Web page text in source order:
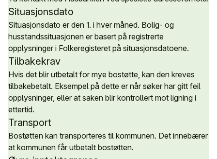
Situasjonsdato
Situasjonsdato er den 1. i hver måned. Bolig- og
husstandssituasjonen er basert på registrerte
opplysninger i Folkeregisteret på situasjonsdatoene.
Tilbakekrav
Hvis det blir utbetalt for mye bostøtte, kan den kreves
tilbakebetalt. Eksempel på dette er når søker har gitt feil
opplysninger, eller at saken blir kontrollert mot ligning i
ettertid.
Transport
Bostøtten kan transporteres til kommunen. Det innebærer
at kommunen får utbetalt bostøtten.